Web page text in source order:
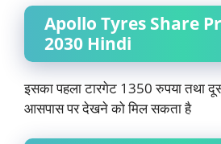
Apollo Tyres Share
2030 Hindi
इसका पहला टारगेट 1350 रुपया तथा
आसपास पर देखने को मिल सकता है